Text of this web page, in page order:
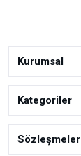
Kurumsal
Kategoriler
Sözleşmeler